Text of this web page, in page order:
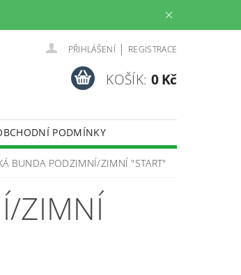
PŘIHLÁŠENÍ | REGISTRACE
KOŠÍK: 0 Kč
PODMÍNKY
BUNDA PODZIMNÍ/ZIMNÍ "START"
ZIMNÍ